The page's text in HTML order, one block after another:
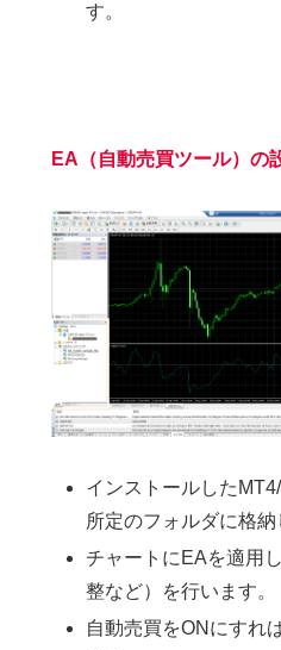
す。
EA（自動売買ツール）の
インストールした
所定のフォルダに格納
チャートにEAを適用
整など）を行います。
自動売買をONにすれ